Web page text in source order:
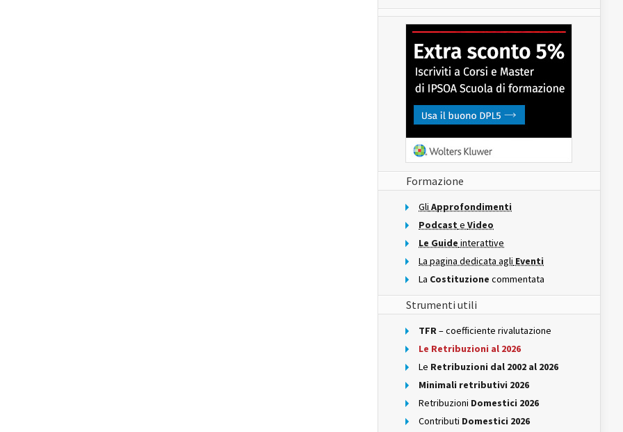
Formazione
Gli Approfondimenti
Podcast e Video
Le Guide interattive
La pagina dedicata agli Eventi
La Costituzione commentata
Strumenti utili
TFR– coefficiente rivalutazione
Le Retribuzioni al 2026
Le Retribuzioni dal 2002 al 2026
Minimali retributivi 2026
Retribuzioni Domestici 2026
Contributi Domestici 2026